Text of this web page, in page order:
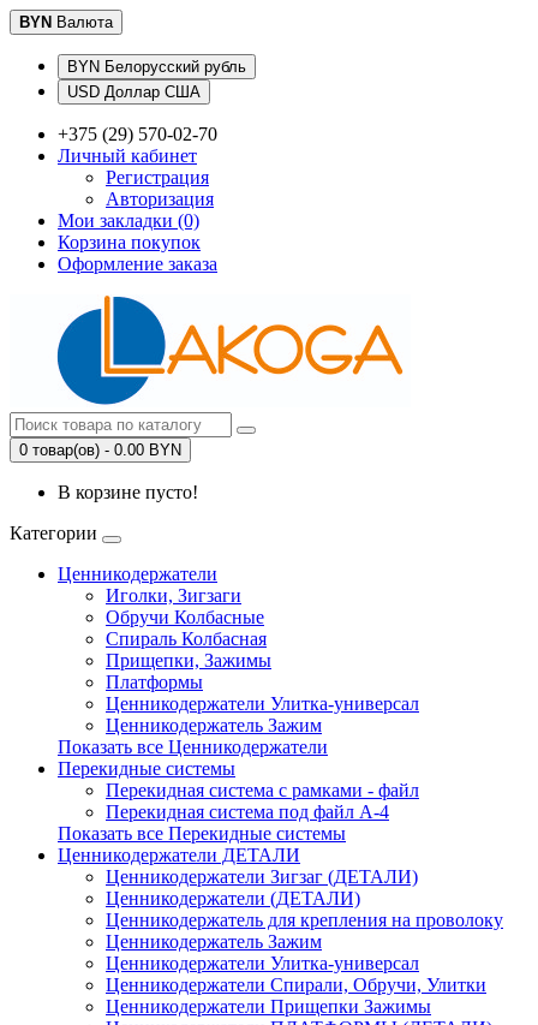
BYN Валюта
BYN Белорусский рубль
USD Доллар США
+375 (29) 570-02-70
Личный кабинет
Регистрация
Авторизация
Мои закладки (0)
Корзина покупок
Оформление заказа
0 товар(ов) - 0.00 BYN
В корзине пусто!
Категории
Ценникодержатели
Иголки, Зигзаги
Обручи Колбасные
Cпираль Колбасная
Прищепки, Зажимы
Платформы
Ценникодержатели Улитка-универсал
Ценникодержатель Зажим
Показать все Ценникодержатели
Перекидные системы
Перекидная система с рамками - файл
Перекидная система под файл А-4
Показать все Перекидные системы
Ценникодержатели ДЕТАЛИ
Ценникодержатели Зигзаг (ДЕТАЛИ)
Ценникодержатели (ДЕТАЛИ)
Ценникодержатель для крепления на проволоку
Ценникодержатель Зажим
Ценникодержатели Улитка-универсал
Ценникодержатели Спирали, Обручи, Улитки
Ценникодержатели Прищепки Зажимы